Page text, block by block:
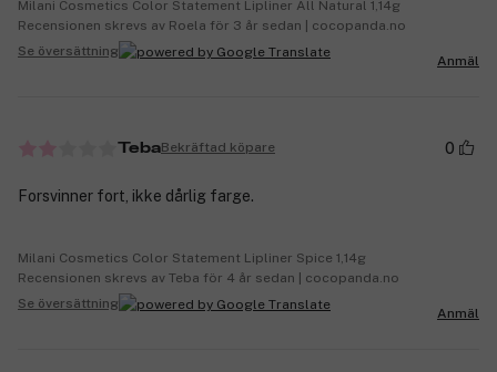
Milani Cosmetics Color Statement Lipliner All Natural 1,14g
Recensionen skrevs av Roela för 3 år sedan | cocopanda.no
Se översättning
Anmäl
TebaBekräftad köpare 0
Forsvinner fort, ikke dårlig farge.
Milani Cosmetics Color Statement Lipliner Spice 1,14g
Recensionen skrevs av Teba för 4 år sedan | cocopanda.no
Se översättning
Anmäl